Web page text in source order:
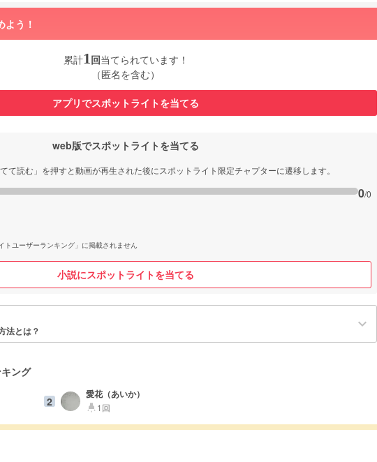
よう！
累計1回当てられています！
（匿名を含む）
アプリでスポットライトを当てる
web版でスポットライトを当てる
て読む」を押すと動画が再生された後にスポットライト限定チャプターに遷移します。
0/0
トユーザーランキング」に掲載されません
小説にスポットライトを当てる
法とは？ keyboard_arrow_down
ング
2
愛花（あいか）
highlight 1回